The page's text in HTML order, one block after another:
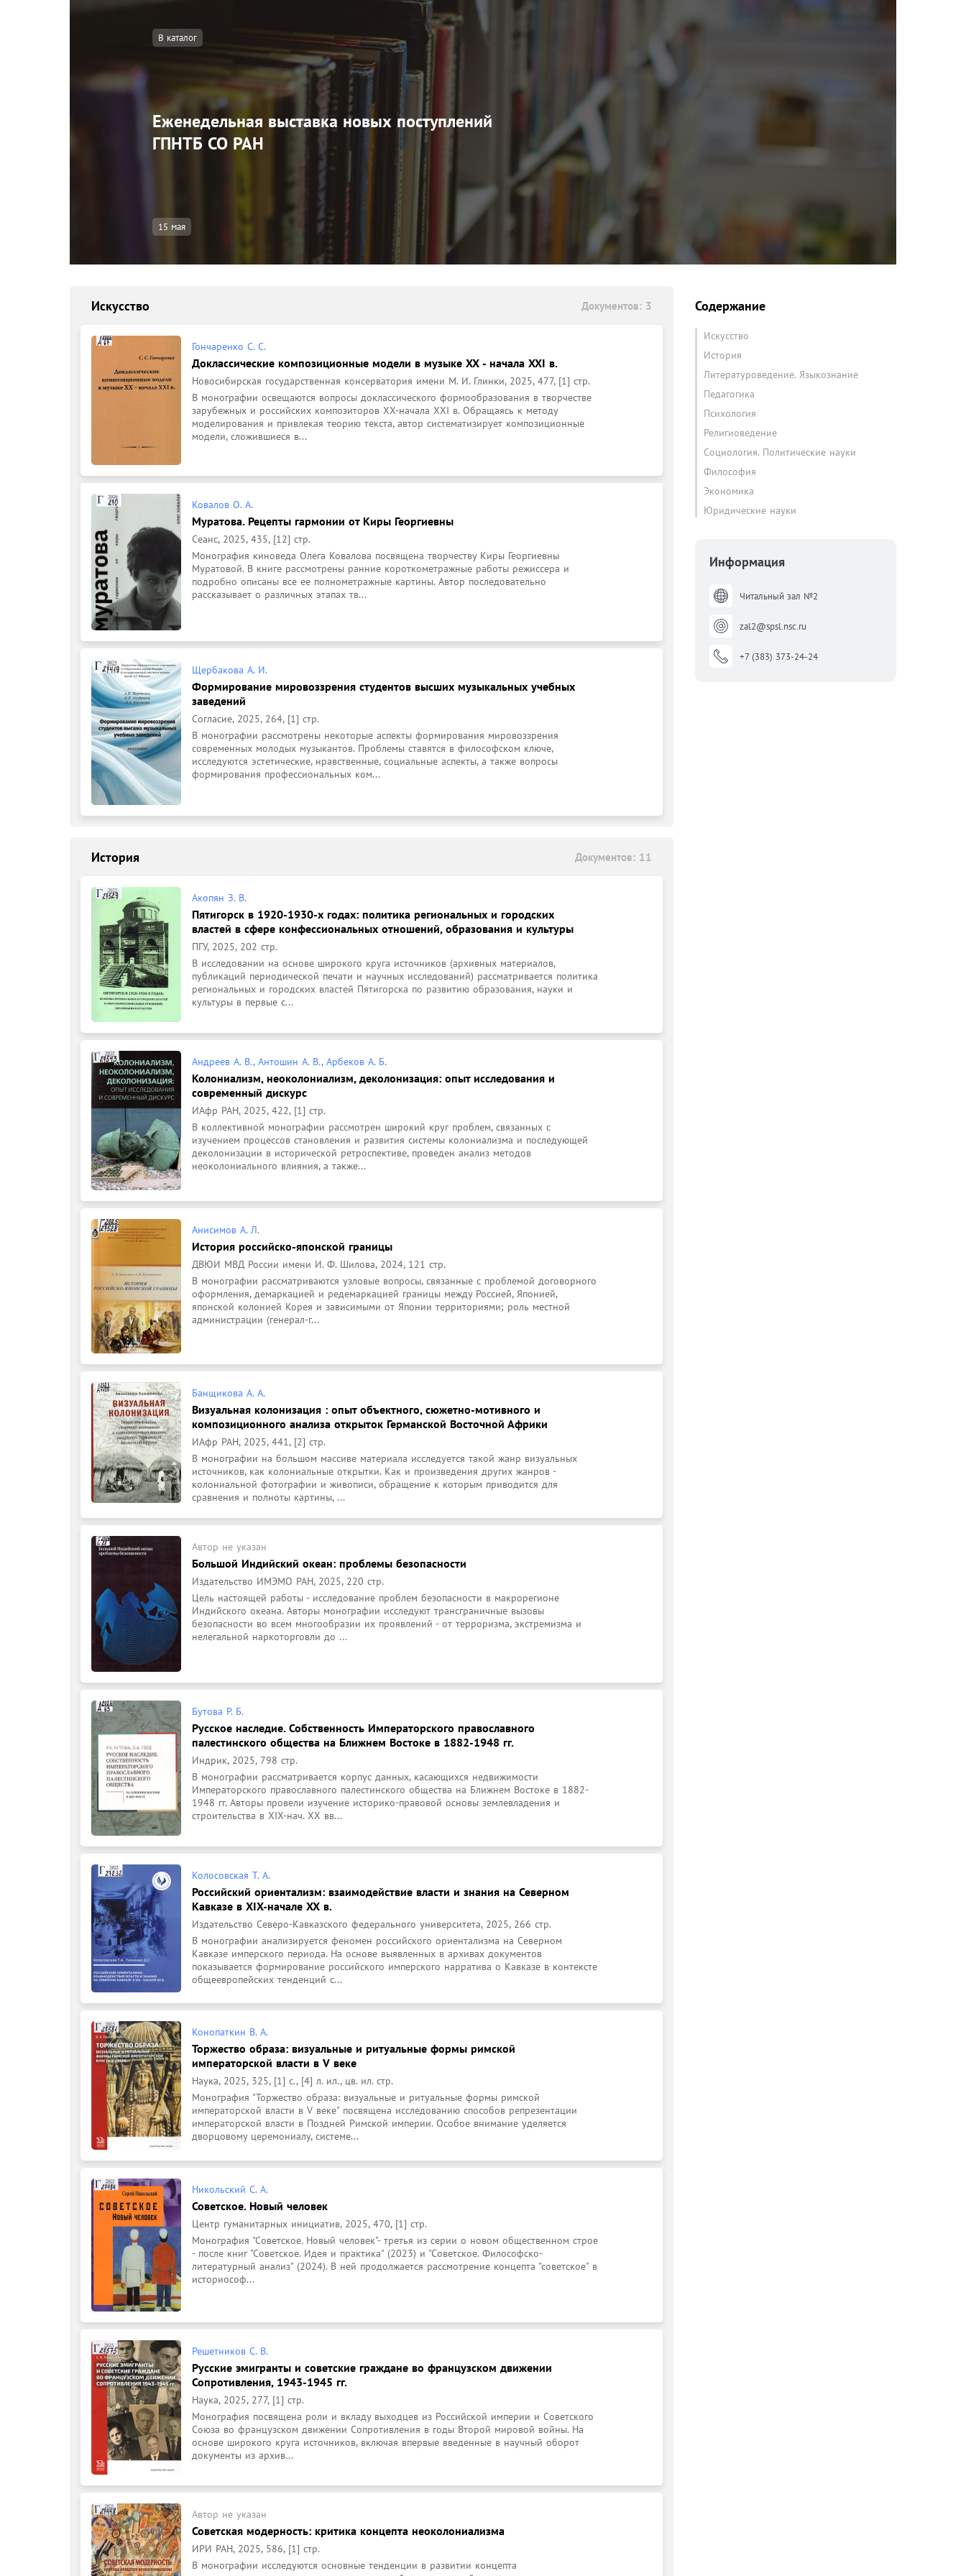
В каталог
Еженедельная выставка новых поступлений
ГПНТБ СО РАН
15 мая
Искусство Документов: 3
Гончаренко С. С.
Доклассические композиционные модели в музыке XX - начала XXI в.
Новосибирская государственная консерватория имени М. И. Глинки, 2025, 477, [1] стр.
В монографии освещаются вопросы доклассического формообразования в творчестве
зарубежных и российских композиторов XX-начала XXI в. Обращаясь к методу
моделирования и привлекая теорию текста, автор систематизирует композиционные
модели, сложившиеся в...
Ковалов О. А.
Муратова. Рецепты гармонии от Киры Георгиевны
Сеанс, 2025, 435, [12] стр.
Монография киноведа Олега Ковалова посвящена творчеству Киры Георгиевны
Муратовой. В книге рассмотрены ранние короткометражные работы режиссера и
подробно описаны все ее полнометражные картины. Автор последовательно
рассказывает о различных этапах тв...
Щербакова А. И.
Формирование мировоззрения студентов высших музыкальных учебных
заведений
Согласие, 2025, 264, [1] стр.
В монографии рассмотрены некоторые аспекты формирования мировоззрения
современных молодых музыкантов. Проблемы ставятся в философском ключе,
исследуются эстетические, нравственные, социальные аспекты, а также вопросы
формирования профессиональных ком...
История Документов: 11
Акопян З. В.
Пятигорск в 1920-1930-х годах: политика региональных и городских
властей в сфере конфессиональных отношений, образования и культуры
ПГУ, 2025, 202 стр.
В исследовании на основе широкого круга источников (архивных материалов,
публикаций периодической печати и научных исследований) рассматривается политика
региональных и городских властей Пятигорска по развитию образования, науки и
культуры в первые с...
Андреев А. В., Антошин А. В., Арбеков А. Б.
Колониализм, неоколониализм, деколонизация: опыт исследования и
современный дискурс
ИАфр РАН, 2025, 422, [1] стр.
В коллективной монографии рассмотрен широкий круг проблем, связанных с
изучением процессов становления и развития системы колониализма и последующей
деколонизации в исторической ретроспективе, проведен анализ методов
неоколониального влияния, а также...
Анисимов А. Л.
История российско-японской границы
ДВЮИ МВД России имени И. Ф. Шилова, 2024, 121 стр.
В монографии рассматриваются узловые вопросы, связанные с проблемой договорного
оформления, демаркацией и редемаркацией границы между Россией, Японией,
японской колонией Корея и зависимыми от Японии территориями; роль местной
администрации (генерал-г...
Банщикова А. А.
Визуальная колонизация : опыт объектного, сюжетно-мотивного и
композиционного анализа открыток Германской Восточной Африки
ИАфр РАН, 2025, 441, [2] стр.
В монографии на большом массиве материала исследуется такой жанр визуальных
источников, как колониальные открытки. Как и произведения других жанров -
колониальной фотографии и живописи, обращение к которым приводится для
сравнения и полноты картины, ...
Автор не указан
Большой Индийский океан: проблемы безопасности
Издательство ИМЭМО РАН, 2025, 220 стр.
Цель настоящей работы - исследование проблем безопасности в макрорегионе
Индийского океана. Авторы монографии исследуют трансграничные вызовы
безопасности во всем многообразии их проявлений - от терроризма, экстремизма и
нелегальной наркоторговли до ...
Бутова Р. Б.
Русское наследие. Собственность Императорского православного
палестинского общества на Ближнем Востоке в 1882-1948 гг.
Индрик, 2025, 798 стр.
В монографии рассматривается корпус данных, касающихся недвижимости
Императорского православного палестинского общества на Ближнем Востоке в 1882-
1948 гг. Авторы провели изучение историко-правовой основы землевладения и
строительства в XIX-нач. XX вв...
Колосовская Т. А.
Российский ориентализм: взаимодействие власти и знания на Северном
Кавказе в XIX-начале XX в.
Издательство Северо-Кавказского федерального университета, 2025, 266 стр.
В монографии анализируется феномен российского ориентализма на Северном
Кавказе имперского периода. На основе выявленных в архивах документов
показывается формирование российского имперского нарратива о Кавказе в контексте
общеевропейских тенденций с...
Конопаткин В. А.
Торжество образа: визуальные и ритуальные формы римской
императорской власти в V веке
Наука, 2025, 325, [1] с., [4] л. ил., цв. ил. стр.
Монография "Торжество образа: визуальные и ритуальные формы римской
императорской власти в V веке" посвящена исследованию способов репрезентации
императорской власти в Поздней Римской империи. Особое внимание уделяется
дворцовому церемониалу, системе...
Никольский С. А.
Советское. Новый человек
Центр гуманитарных инициатив, 2025, 470, [1] стр.
Монография "Советское. Новый человек"- третья из серии о новом общественном строе
- после книг "Советское. Идея и практика" (2023) и "Советское. Философско-
литературный анализ" (2024). В ней продолжается рассмотрение концепта "советское" в
историософ...
Решетников С. В.
Русские эмигранты и советские граждане во французском движении
Сопротивления, 1943-1945 гг.
Наука, 2025, 277, [1] стр.
Монография посвящена роли и вкладу выходцев из Российской империи и Советского
Союза во французском движении Сопротивления в годы Второй мировой войны. На
основе широкого круга источников, включая впервые введенные в научный оборот
документы из архив...
Автор не указан
Советская модерность: критика концепта неоколониализма
ИРИ РАН, 2025, 586, [1] стр.
В монографии исследуются основные тенденции в развитии концепта
Содержание
Искусство
История
Литературоведение. Языкознание
Педагогика
Психология
Религиоведение
Социология. Политические науки
Философия
Экономика
Юридические науки
Информация
Читальный зал №2
zal2@spsl.nsc.ru
+7 (383) 373-24-24